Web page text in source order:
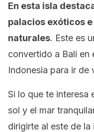
En esta isla
palacios exóticos
naturales. Este es
convertido a Bali en
Indonesia para ir de
Si lo que te interesa
sol y el mar
dirigirte al este de la